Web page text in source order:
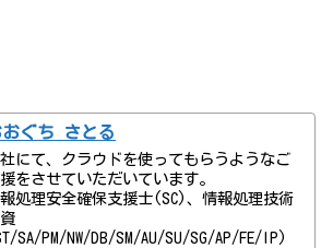
おぐち さとる
にて、クラウドを使ってもらうようなご
をさせていただいています。
処理安全確保支援士(SC)、情報処理技術
SA/PM/NW/DB/SM/AU/SU/SG/AP/FE/IP)